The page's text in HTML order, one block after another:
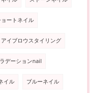
ョートネイル
アイブロウスタイリング
デーションnail
イル ブルーネイル